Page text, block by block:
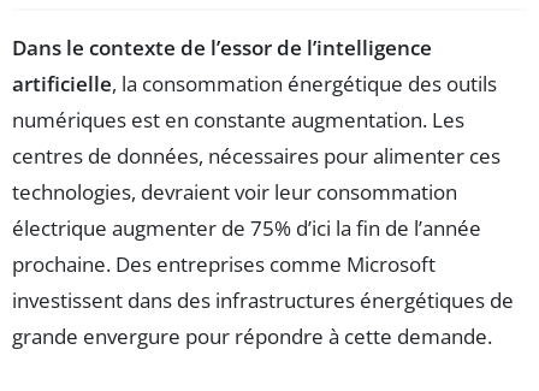
Dans le contexte de l’essor de l’intelligence
artificielle, la consommation énergétique des outils
numériques est en constante augmentation. Les
centres de données, nécessaires pour alimenter ces
technologies, devraient voir leur consommation
électrique augmenter de 75% d’ici la fin de l’année
prochaine. Des entreprises comme Microsoft
investissent dans des infrastructures énergétiques de
grande envergure pour répondre à cette demande.